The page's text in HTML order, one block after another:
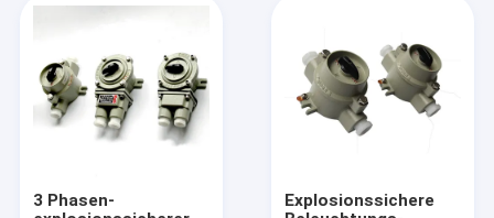
3 Phasen-
Explosionssichere